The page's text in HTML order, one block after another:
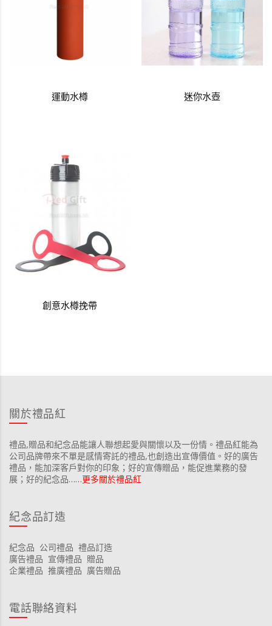
運動水樽 迷你水壺
創意水樽挽帶
關於禮品紅
禮品,贈品和紀念品能讓人聯想起愛與關懷以及一份情。禮品紅能為
公司品牌帶來不單是感情寄託的禮品,也創造出宣傳價值。好的廣告
禮品，能加深客戶對你的印象；好的宣傳贈品，能促進業務的發
展；好的紀念品……更多關於禮品紅
紀念品訂造
紀念品 公司禮品 禮品訂造
廣告禮品 宣傳禮品 贈品
企業禮品 推廣禮品 廣告贈品
電話聯絡資料